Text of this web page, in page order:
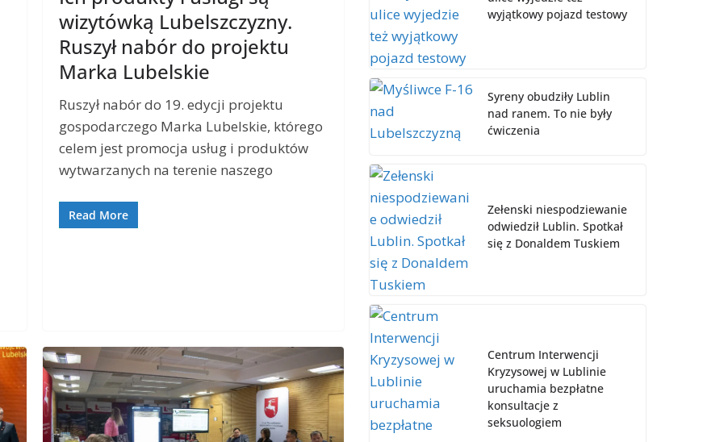
wizytówką Lubelszczyzny.
Ruszył nabór do projektu
Marka Lubelskie
Ruszył nabór do 19. edycji projektu
gospodarczego Marka Lubelskie, którego
celem jest promocja usług i produktów
wytwarzanych na terenie naszego
Read More
wyjątkowy pojazd testowy
Syreny obudziły Lublin
nad ranem. To nie były
ćwiczenia
Zełenski niespodziewanie
odwiedził Lublin. Spotkał
się z Donaldem Tuskiem
Centrum Interwencji
Kryzysowej w Lublinie
uruchamia bezpłatne
konsultacje z
seksuologiem